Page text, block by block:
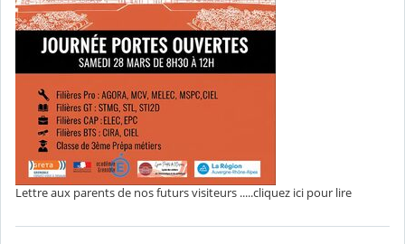
Lettre aux parents de nos futurs visiteurs .....cliquez ici pour lire